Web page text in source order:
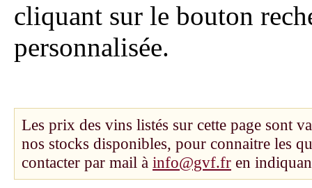
cliquant sur le bouton
personnalisée.
Les prix des vins listés sur cette page sont
nos stocks disponibles, pour connaitre les
contacter par mail à info@gvf.fr en